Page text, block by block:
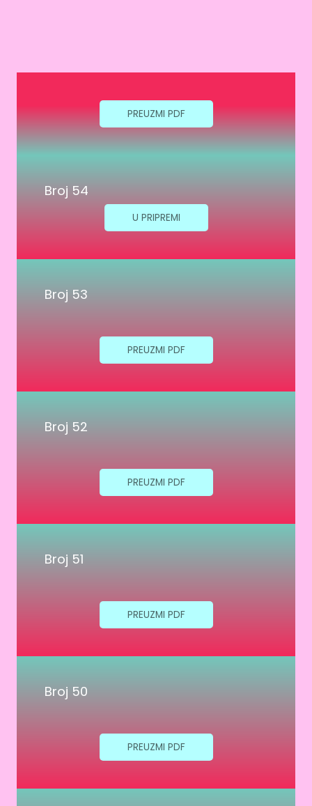
PREUZMI PDF
Broj 54
U PRIPREMI
Broj 53
PREUZMI PDF
Broj 52
PREUZMI PDF
Broj 51
PREUZMI PDF
Broj 50
PREUZMI PDF